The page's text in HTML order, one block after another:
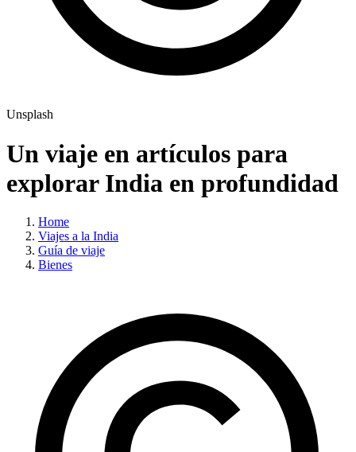
Unsplash
Un viaje en artículos para
explorar India en profundidad
Home
Viajes a la India
Guía de viaje
Bienes